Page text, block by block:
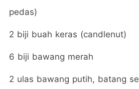
pedas)
2 biji buah keras (candlenut)
6 biji bawang merah
2 ulas bawang putih, batang